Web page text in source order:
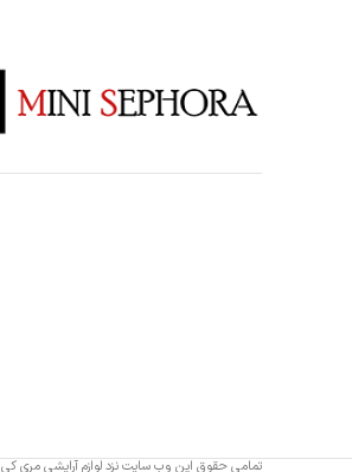
تمامی حقوق این وب سایت نزد لوازم آرایشی مری کی MARY KAY محفوظ است